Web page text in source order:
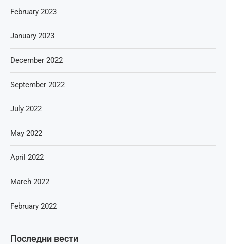
Последни вести
February 2023
January 2023
December 2022
September 2022
July 2022
May 2022
April 2022
March 2022
February 2022